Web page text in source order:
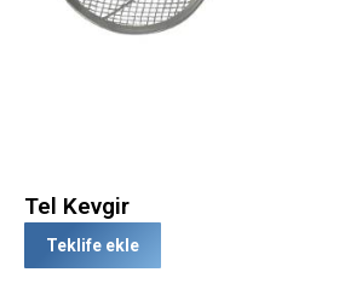
Tel Kevgir
Teklife ekle